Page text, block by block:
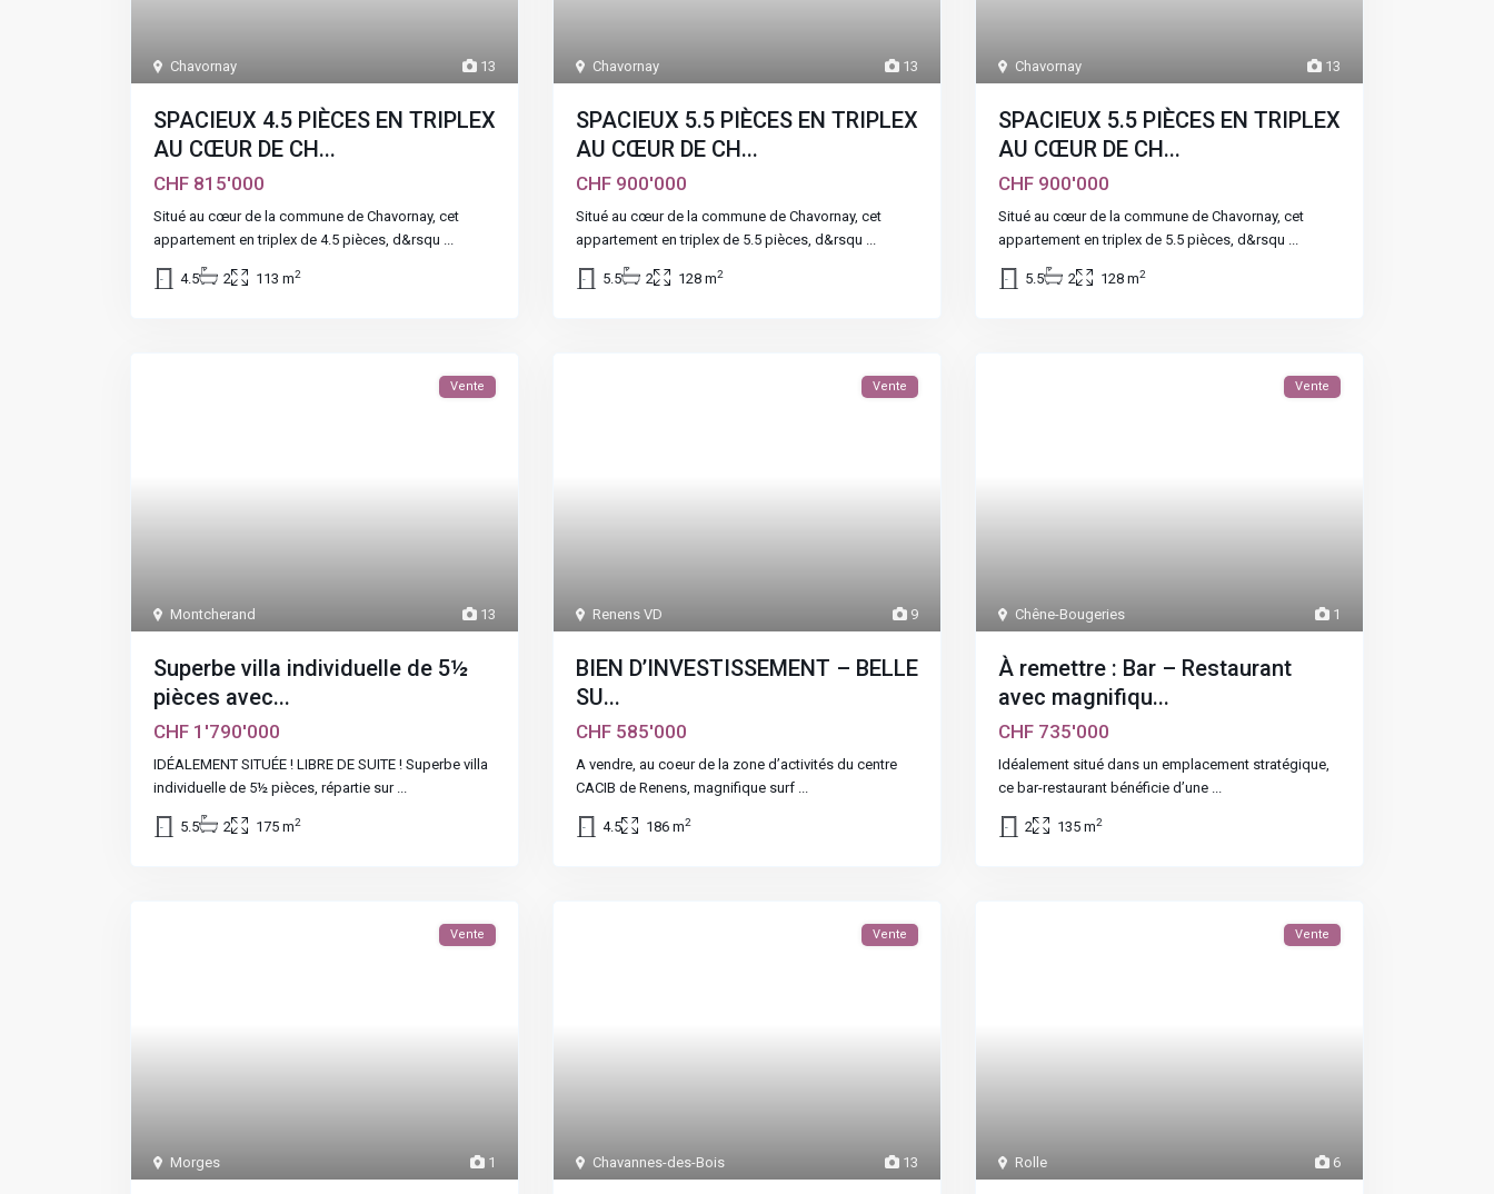
13
Chavornay
SPACIEUX 4.5 PIÈCES EN TRIPLEX
AU CŒUR DE CH...
CHF 815'000
Situé au cœur de la commune de Chavornay, cet
appartement en triplex de 4.5 pièces, d&rsqu ...
4.5 2 113 m2
13
Chavornay
SPACIEUX 5.5 PIÈCES EN TRIPLEX
AU CŒUR DE CH...
CHF 900'000
Situé au cœur de la commune de Chavornay, cet
appartement en triplex de 5.5 pièces, d&rsqu ...
5.5 2 128 m2
13
Chavornay
SPACIEUX 5.5 PIÈCES EN TRIPLEX
AU CŒUR DE CH...
CHF 900'000
Situé au cœur de la commune de Chavornay, cet
appartement en triplex de 5.5 pièces, d&rsqu ...
5.5 2 128 m2
13
Montcherand
Vente
Superbe villa individuelle de 5½
pièces avec...
CHF 1'790'000
IDÉALEMENT SITUÉE ! LIBRE DE SUITE ! Superbe villa
individuelle de 5½ pièces, répartie sur ...
5.5 2 175 m2
9
Renens VD
Vente
BIEN D’INVESTISSEMENT – BELLE
SU...
CHF 585'000
A vendre, au coeur de la zone d’activités du centre
CACIB de Renens, magnifique surf ...
4.5 186 m2
1
Chêne-Bougeries
Vente
À remettre : Bar – Restaurant
avec magnifiqu...
CHF 735'000
Idéalement situé dans un emplacement stratégique,
ce bar-restaurant bénéficie d’une ...
2 135 m2
1
Morges
Vente
13
Chavannes-des-Bois
Vente
6
Rolle
Vente